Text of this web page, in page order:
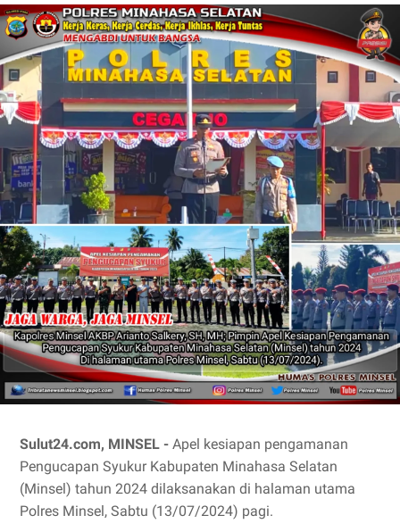
Sulut24.com, MINSEL - Apel kesiapan pengamanan
Pengucapan Syukur Kabupaten Minahasa Selatan
(Minsel) tahun 2024 dilaksanakan di halaman utama
Polres Minsel, Sabtu (13/07/2024) pagi.